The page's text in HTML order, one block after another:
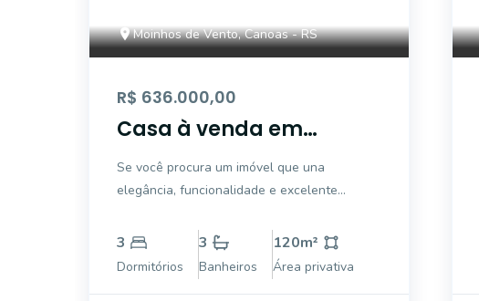
Moinhos de Vento, Canoas - RS
R$ 636.000,00
Casa à venda em
Estância Velha, Canoas
Se você procura um imóvel que una
elegância, funcionalidade e excelente
belíssimo sobrado, apto para financiamento e
uso de FGTS, está situado em um dos bairros
mais valorizados e desejados de Canoas. O
3
Dormitórios
3
Banheiros
120m²
Área privativa